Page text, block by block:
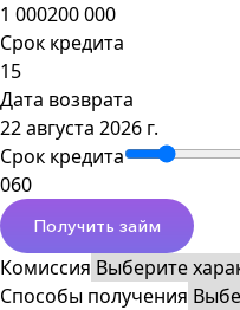
1 000200 000
Срок кредита
Дата возврата
22 августа 2026 г.
Срок кредита
060
Получить займ
Комиссия
Способы получения